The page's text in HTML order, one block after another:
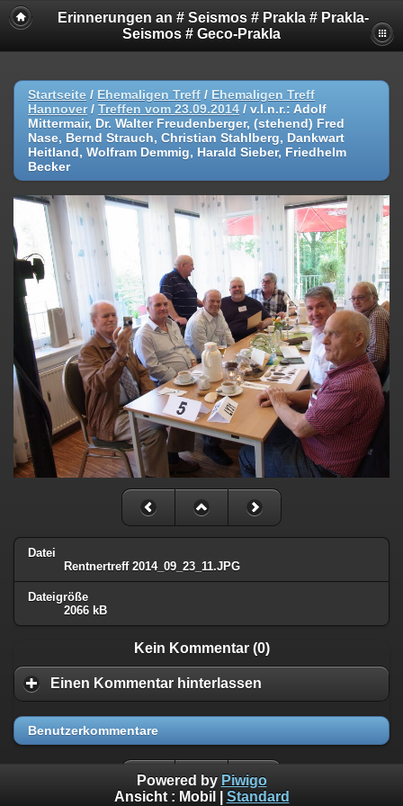
Erinnerungen an # Seismos # Prakla # Prakla-
Seismos # Geco-Prakla
Startseite / Ehemaligen Treff / Ehemaligen Treff
Hannover/ Treffen vom 23.09.2014 / v.l.n.r.: Adolf
Mittermair, Dr. Walter Freudenberger, (stehend) Fred
Nase, Bernd Strauch, Christian Stahlberg, Dankwart
Heitland, Wolfram Demmig, Harald Sieber, Friedhelm
Becker
Datei
Rentnertreff 2014_09_23_11.JPG
Dateigröße
2066 kB
Kein Kommentar (0)
Einen Kommentar hinterlassen
Benutzerkommentare
Powered by Piwigo
Ansicht : Mobil Standard